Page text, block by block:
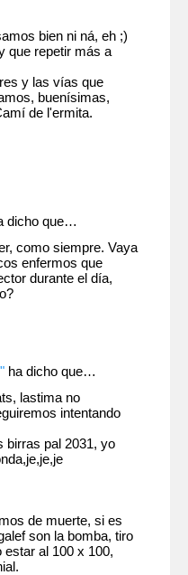
bien ni ná, eh ;)
que repetir más a
y las vías que
buenísimas,
de l'ermita.
dicho que…
como siempre. Vaya
enfermos que
durante el día,
ha dicho que…
lastima no
intentando
birras pal 2031, yo
de muerte, si es
son la bomba, tiro
al 100 x 100,